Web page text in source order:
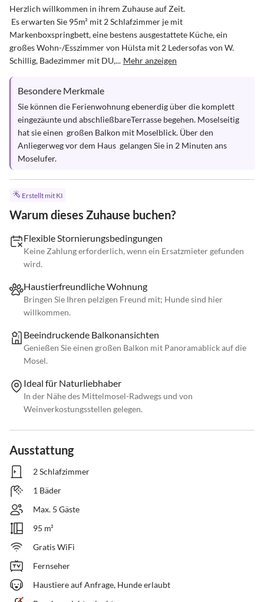
Herzlich willkommen in ihrem Zuhause auf Zeit.
Markenboxspringbett, eine bestens ausgestattete Küche, ein
großes Wohn-/Esszimmer von Hülsta mit 2 Ledersofas von W.
Schillig, Badezimmer mit DU,... Mehr anzeigen
Besondere Merkmale
Sie können die Ferienwohnung ebenerdig über die komplett
eingezäunte und abschließbareTerrasse begehen. Moselseitig
hat sie einen  großen Balkon mit Moselblick. Über den
Anliegerweg vor dem Haus  gelangen Sie in 2 Minuten ans
Moselufer.
Erstellt mit KI
Warum dieses Zuhause buchen?
Flexible Stornierungsbedingungen
Keine Zahlung erforderlich, wenn ein Ersatzmieter gefunden
wird.
Haustierfreundliche Wohnung
Bringen Sie Ihren pelzigen Freund mit; Hunde sind hier
willkommen.
Beeindruckende Balkonansichten
Genießen Sie einen großen Balkon mit Panoramablick auf die
Mosel.
Ideal für Naturliebhaber
In der Nähe des Mittelmosel-Radwegs und von
Weinverkostungsstellen gelegen.
Ausstattung
2 Schlafzimmer
1 Bäder
Max. 5 Gäste
95 m²
Gratis WiFi
Fernseher
Haustiere auf Anfrage, Hunde erlaubt